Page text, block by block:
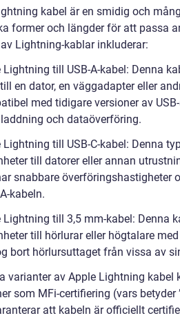
kabel är en smidig och
former och längder för att passa
Lightning-kablar inkluderar:
Lightning till USB-A-kabel: Denna
en dator, en väggadapter eller
med tidigare versioner av
och dataöverföring.
Lightning till USB-C-kabel: Denna
till datorer eller annan
snabbare överföringshastigheter
kabeln.
Lightning till 3,5 mm-kabel: Denna
till hörlurar eller högtalare
bort hörlursuttaget från vissa av
varianter av Apple Lightning kabel
som MFi-certifiering (vars
att kabeln är officiellt